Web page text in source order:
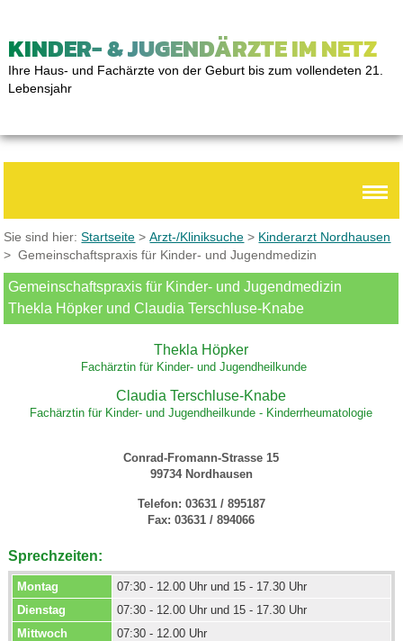
KINDER- & JUGENDÄRZTE IM NETZ
Ihre Haus- und Fachärzte von der Geburt bis zum vollendeten 21.
Lebensjahr
Sie sind hier:Startseite >Arzt-/Kliniksuche > Kinderarzt Nordhausen
> Gemeinschaftspraxis für Kinder- und Jugendmedizin
Gemeinschaftspraxis für Kinder- und Jugendmedizin
Thekla Höpker und Claudia Terschluse-Knabe
Thekla Höpker
Fachärztin für Kinder- und Jugendheilkunde
Claudia Terschluse-Knabe
Fachärztin für Kinder- und Jugendheilkunde - Kinderrheumatologie
Conrad-Fromann-Strasse 15
99734 Nordhausen
Telefon: 03631 / 895187
Fax: 03631 / 894066
Sprechzeiten:
Montag
07:30 - 12.00 Uhr und 15 - 17.30 Uhr
Dienstag
07:30 - 12.00 Uhr und 15 - 17.30 Uhr
Mittwoch
07:30 - 12.00 Uhr